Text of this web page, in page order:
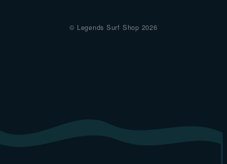
© Legends Surf Shop 2026